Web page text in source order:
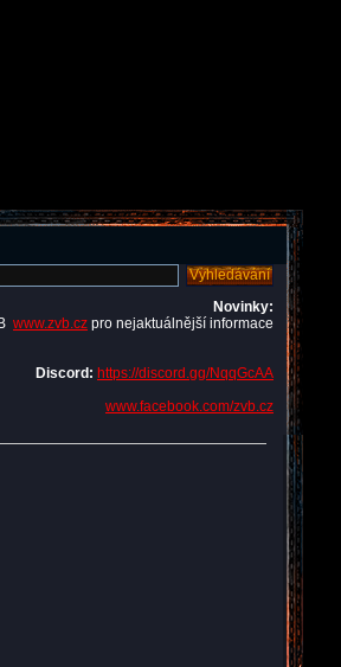
Novinky:
www.zvb.cz pro nejaktuálnější informace
Discord: https://discord.gg/NqqGcAA
www.facebook.com/zvb.cz